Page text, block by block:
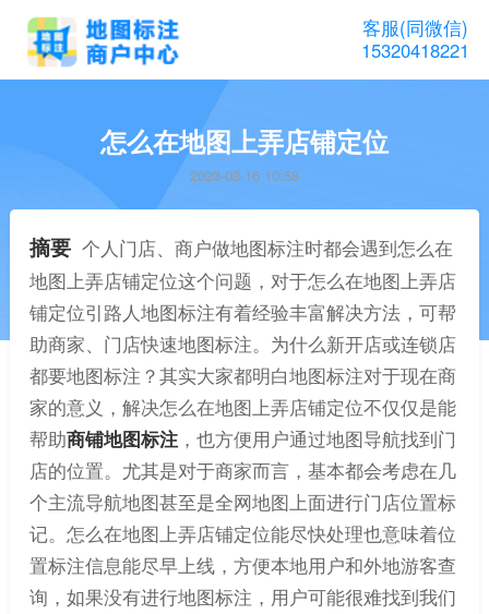
客服(同微信)
15320418221
怎么在地图上弄店铺定位
2023-03-16 10:58
摘要 个人门店、商户做地图标注时都会遇到怎么在
地图上弄店铺定位这个问题，对于怎么在地图上弄店
铺定位引路人地图标注有着经验丰富解决方法，可帮
助商家、门店快速地图标注。为什么新开店或连锁店
都要地图标注？其实大家都明白地图标注对于现在商
家的意义，解决怎么在地图上弄店铺定位不仅仅是能
帮助商铺地图标注，也方便用户通过地图导航找到门
店的位置。尤其是对于商家而言，基本都会考虑在几
个主流导航地图甚至是全网地图上面进行门店位置标
记。怎么在地图上弄店铺定位能尽快处理也意味着位
置标注信息能尽早上线，方便本地用户和外地游客查
询，如果没有进行地图标注，用户可能很难找到我们